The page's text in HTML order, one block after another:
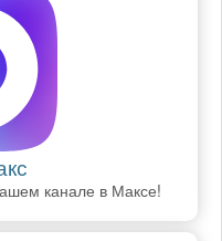
канале в Максе!